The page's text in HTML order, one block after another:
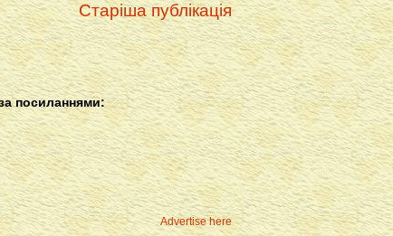
Старіша публікація
посиланнями:
Advertise here